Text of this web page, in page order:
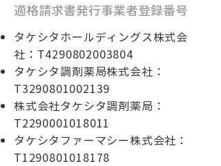
適格請求書発行事業者登録番号
​タケシタホールディングス株式会
社：T4290802003804
タケシタ調剤薬局株式会社：
T3290801002139
株式会社タケシタ調剤薬局：
T2290001018011
タケシタファーマシー株式会社：
T1290801018178